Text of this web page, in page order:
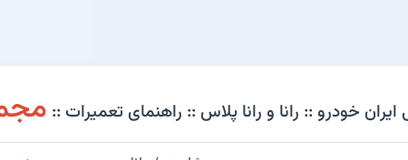
خودرو :: رانا و رانا پلاس :: راهنمای تعمیرات ::